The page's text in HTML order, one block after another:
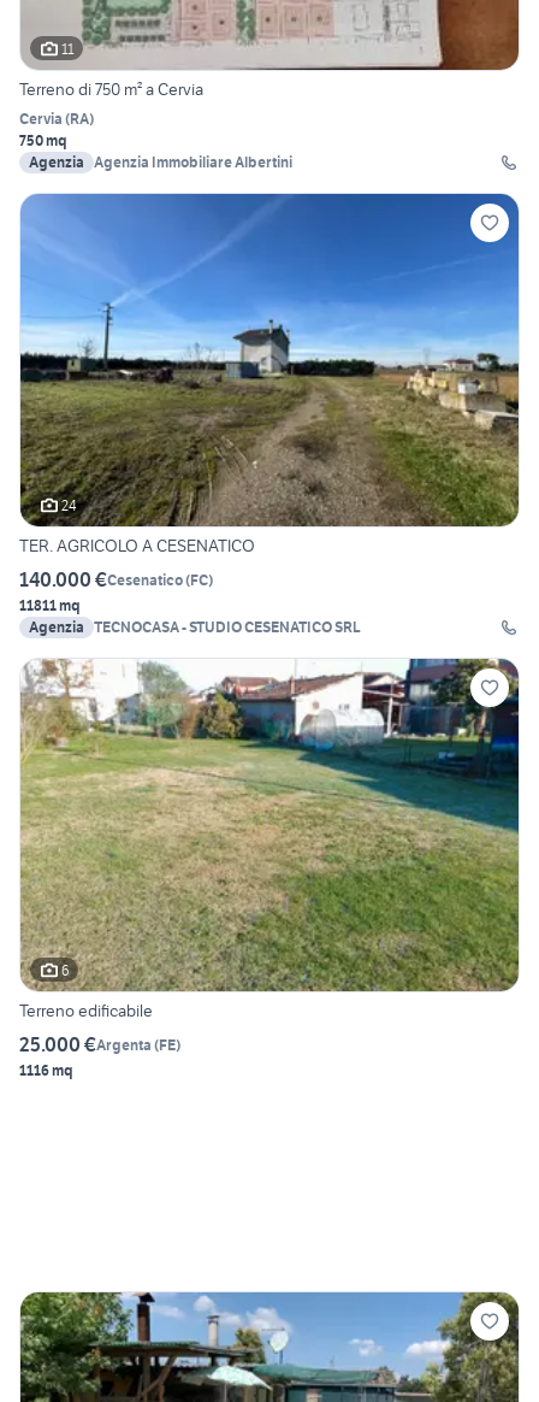
11
Terreno di 750 m² a Cervia
Cervia (RA)
750 mq
Agenzia Agenzia Immobiliare Albertini
24
TER. AGRICOLO A CESENATICO
140.000 €Cesenatico(FC)
11811 mq
Agenzia TECNOCASA - STUDIO CESENATICO SRL
6
Terreno edificabile
25.000 €Argenta (FE)
1116 mq